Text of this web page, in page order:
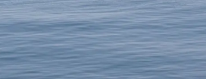
MODERN SLAVERY
STATEMENT
TERMINI E CONDIZIONI
COOKIE POLICY
RECLUTAMENTO